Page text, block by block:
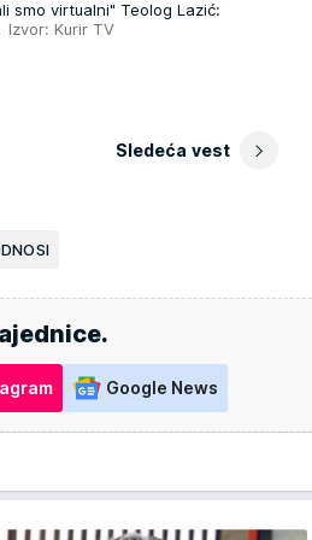
smo virtualni" Teolog Lazić:
Izvor: Kurir TV
Sledeća vest
Google News